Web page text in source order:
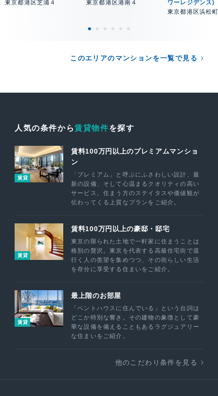
東京都港区芝浦４ 東京都港区港南４
ワーレジデンス)
東京都港区浜松
このエリアのマンションを一覧で見る
人気の条件から賃貸物件を探す
賃貸
賃料100万円以上のプレミアムマンショ
ン
「プレミアム」と呼ぶにふさわしい設計、最
新の設備、そして心温まるクオリティの高い
サービス。住まう方のステイタスや価値観が
伝わってくる上質なプランをご紹介。
賃貸
賃料100万円以上の豪邸・邸宅
東京の限られた土地で一軒家に住まうことは
格別の贅沢。東京を代表する高級住宅街で道
行く人の羨望を集めつつ、その街らしい生活
を存分に享受する住まいをご紹介。
賃貸
最上階のお部屋
「ペントハウスに住んでいる」という台詞は
どこか特別な響き。その建物の象徴として豪
華な設備を備えることもあるラグジュアリー
な住まいをご紹介。
他のこだわり条件を見る